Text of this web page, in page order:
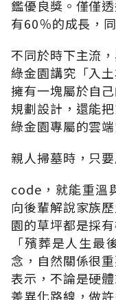
鑑優良獎。僅僅
有60％的成長，
不同於時下主流
綠金園講究「入
擁有一塊屬於自
規劃設計，還能
綠金園專屬的雲端
親人掃墓時，只
code，就能重溫
向後輩解說家族
園的草坪都是採
「殯葬是人生最
念，自然關係很
表示，不論是硬
差異化路線，做